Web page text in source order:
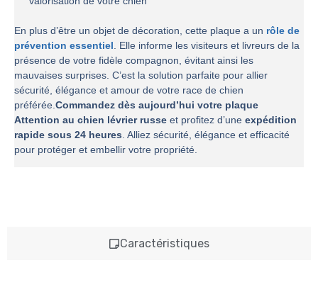
Caractéristiques
En plus d’être un objet de décoration, cette plaque a un rôle de
prévention essentiel. Elle informe les visiteurs et livreurs de la
présence de votre fidèle compagnon, évitant ainsi les
mauvaises surprises. C’est la solution parfaite pour allier
sécurité, élégance et amour de votre race de chien
préférée.Commandez dès aujourd’hui votre plaque
Attention au chien lévrier russe et profitez d’une expédition
rapide sous 24 heures. Alliez sécurité, élégance et efficacité
pour protéger et embellir votre propriété.